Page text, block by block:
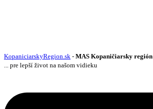
KopaniciarskyRegion.sk - MAS Kopaničiarsky región
... pre lepší život na našom vidieku